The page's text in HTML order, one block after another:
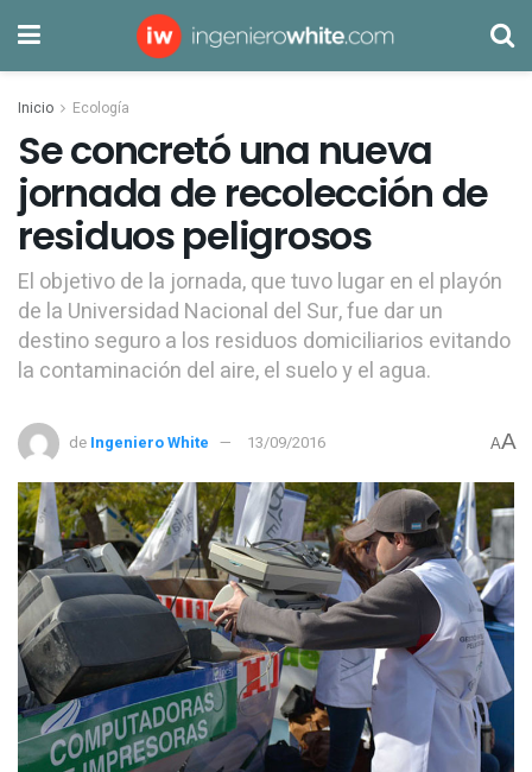
Inicio Ecología
Se concretó una nueva
jornada de recolección de
residuos peligrosos
El objetivo de la jornada, que tuvo lugar en el playón
de la Universidad Nacional del Sur, fue dar un
destino seguro a los residuos domiciliarios evitando
la contaminación del aire, el suelo y el agua.
de Ingeniero White 13/09/2016 AA